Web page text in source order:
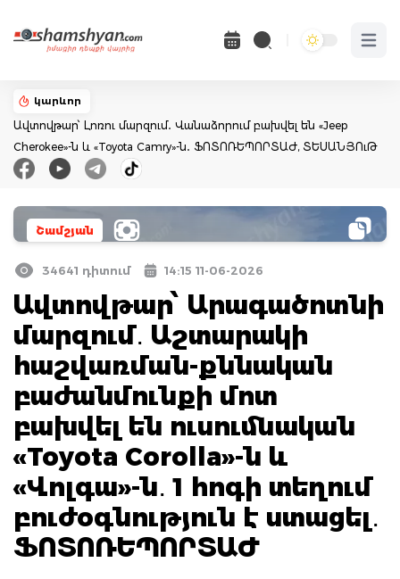
Open
կարևոր
Ավտովթար՝ Լոռու մարզում․ Վանաձորում բախվել են «Jeep
Cherokee»-ն և «Toyota Camry»-ն․ ՖՈՏՈՌԵՊՈՐՏԱԺ, ՏԵՍԱՆՅՈւԹ
Շամշյան
34641 դիտում 14:15 11-06-2026
Ավտովթար՝ Արագածոտնի
մարզում․ Աշտարակի
հաշվառման-քննական
բաժանմունքի մոտ
բախվել են ուսումնական
«Toyota Corolla»-ն և
«Վոլգա»-ն․ 1 հոգի տեղում
բուժօգնություն է ստացել․
ՖՈՏՈՌԵՊՈՐՏԱԺ